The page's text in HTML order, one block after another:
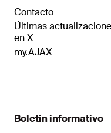
Contacto
Últimas
en X
my.AJAX
Boletin informativo